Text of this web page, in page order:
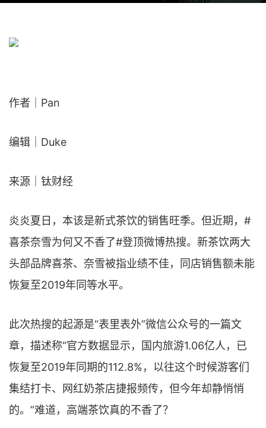
作者｜Pan
编辑｜Duke
来源｜钛财经
炎炎夏日，本该是新式茶饮的销售旺季。但近期，#
喜茶奈雪为何又不香了#登顶微博热搜。新茶饮两大
头部品牌喜茶、奈雪被指业绩不佳，同店销售额未能
恢复至2019年同等水平。
此次热搜的起源是“表里表外”微信公众号的一篇文
章，描述称“官方数据显示，国内旅游1.06亿人，已
恢复至2019年同期的112.8%，以往这个时候游客们
集结打卡、网红奶茶店捷报频传，但今年却静悄悄
的。”难道，高端茶饮真的不香了？